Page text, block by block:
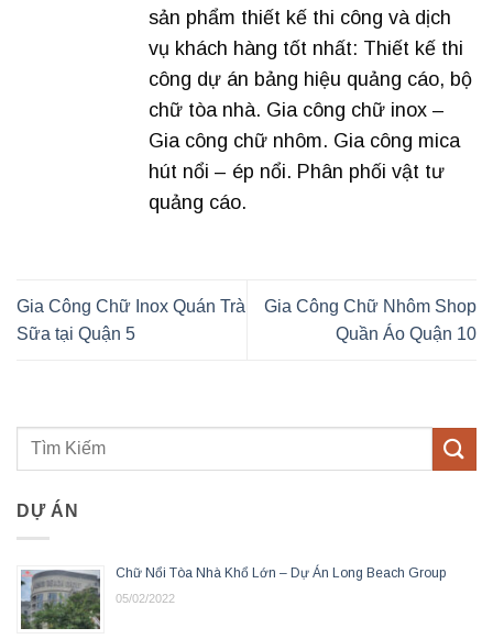
sản phẩm thiết kế thi công và dịch
vụ khách hàng tốt nhất: Thiết kế thi
công dự án bảng hiệu quảng cáo, bộ
chữ tòa nhà. Gia công chữ inox –
Gia công chữ nhôm. Gia công mica
hút nổi – ép nổi. Phân phối vật tư
quảng cáo.
Gia Công Chữ Inox Quán Trà
Sữa tại Quận 5
Gia Công Chữ Nhôm Shop
Quần Áo Quận 10
DỰ ÁN
Chữ Nổi Tòa Nhà Khổ Lớn – Dự Án Long Beach Group
05/02/2022